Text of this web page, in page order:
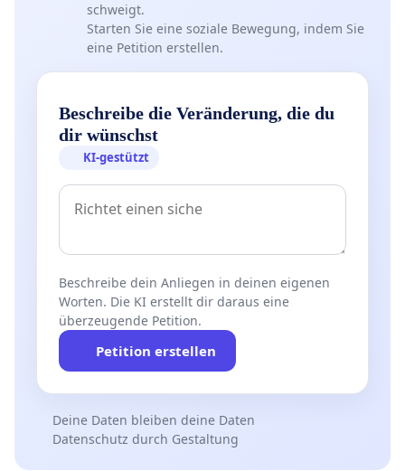
schweigt.
Starten Sie eine soziale Bewegung, indem Sie
eine Petition erstellen.
Beschreibe die Veränderung, die du
dir wünschst
KI-gestützt
Beschreibe dein Anliegen in deinen eigenen
Worten. Die KI erstellt dir daraus eine
überzeugende Petition.
Petition erstellen
Deine Daten bleiben deine Daten
Datenschutz durch Gestaltung